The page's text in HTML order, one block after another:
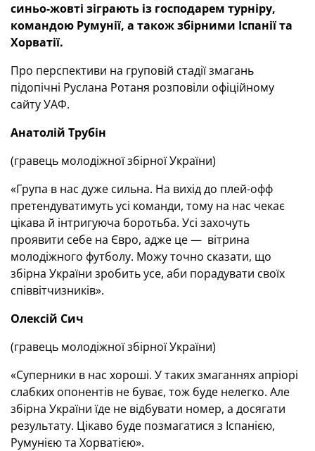
синьо-жовті зіграють із господарем турніру,
командою Румунії, а також збірними Іспанії та
Хорватії.
Про перспективи на груповій стадії змагань
підопічні Руслана Ротаня розповіли офіційному
сайту УАФ.
Анатолій Трубін
(гравець молодіжної збірної України)
«Група в нас дуже сильна. На вихід до плей-офф
претендуватимуть усі команди, тому на нас чекає
цікава й інтригуюча боротьба. Усі захочуть
проявити себе на Євро, адже це — вітрина
молодіжного футболу. Можу точно сказати, що
збірна України зробить усе, аби порадувати своїх
співвітчизників».
Олексій Сич
(гравець молодіжної збірної України)
«Суперники в нас хороші. У таких змаганнях апріорі
слабких опонентів не буває, тож буде нелегко. Але
збірна України їде не відбувати номер, а досягати
результату. Цікаво буде позмагатися з Іспанією,
Румунією та Хорватією».